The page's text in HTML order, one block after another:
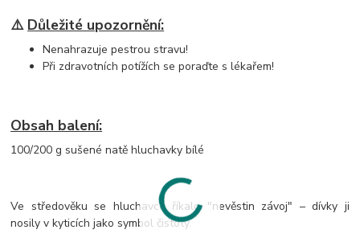
⚠️ Důležité upozornění:
Nenahrazuje pestrou stravu!
Při zdravotních potížích se poraďte s lékařem!
Obsah balení:
100/200 g sušené natě hluchavky bílé
Ve středověku se hluchavce říkalo "nevěstin závoj" – dívky ji
nosily v kyticích jako symbol čistoty.